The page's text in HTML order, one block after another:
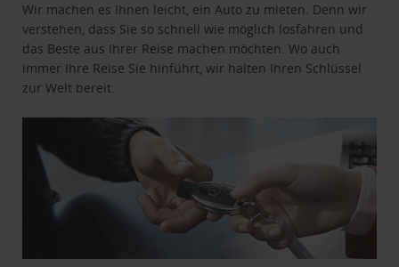
Wir machen es Ihnen leicht, ein Auto zu mieten. Denn wir
verstehen, dass Sie so schnell wie möglich losfahren und
das Beste aus Ihrer Reise machen möchten. Wo auch
immer Ihre Reise Sie hinführt, wir halten Ihren Schlüssel
zur Welt bereit.